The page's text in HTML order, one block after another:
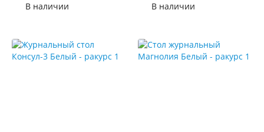
В наличии В наличии